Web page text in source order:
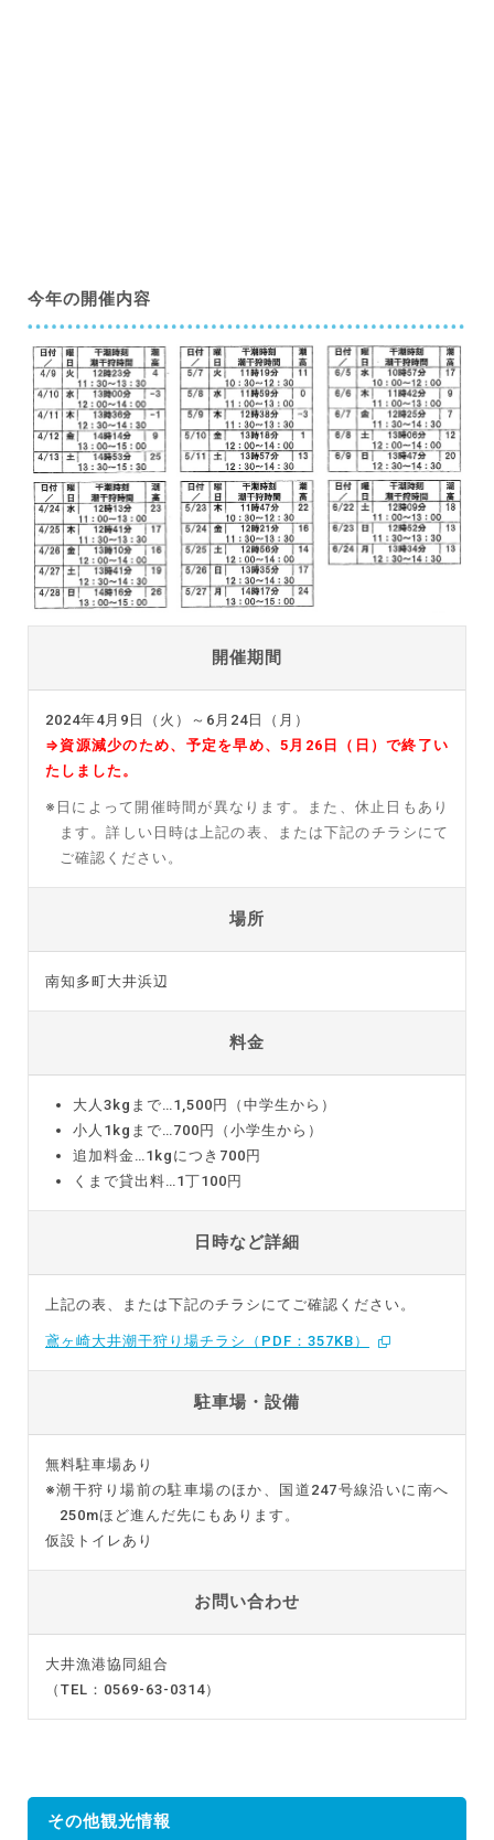
今年の開催内容
開催期間
2024年4月9日（火）～6月24日（月）
⇒資源減少のため、予定を早め、5月26日（日）で終了い
たしました。
※日によって開催時間が異なります。また、休止日もあり
ます。詳しい日時は上記の表、または下記のチラシにて
ご確認ください。
場所
南知多町大井浜辺
料金
大人3kgまで…1,500円（中学生から）
小人1kgまで…700円（小学生から）
追加料金…1kgにつき700円
くまで貸出料…1丁100円
日時など詳細
上記の表、または下記のチラシにてご確認ください。
鳶ヶ崎大井潮干狩り場チラシ（PDF：357KB）
駐車場・設備
無料駐車場あり
※潮干狩り場前の駐車場のほか、国道247号線沿いに南へ
250mほど進んだ先にもあります。
仮設トイレあり
お問い合わせ
大井漁港協同組合
（TEL：0569-63-0314）
その他観光情報